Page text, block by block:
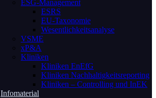
ESG-Management
ESRS
EU-Taxonomie
Wesentlichkeitsanalyse
VSME
xP&A
Kliniken
Kliniken EnEfG
Kliniken Nachhaltigkeitsreporting
Kliniken – Controlling und InEK
Infomaterial